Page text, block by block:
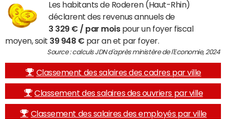
Les habitants de Roderen (Haut-Rhin)
déclarent des revenus annuels de
3 329 € / par moispour un foyer fiscal
moyen, soit 39 948 € par an et par foyer.
Source : calculs JDN d'après ministère de l'Economie, 2024
Classement des salaires des cadres par ville
Classement des salaires des ouvriers par ville
Classement des salaires des employés par ville